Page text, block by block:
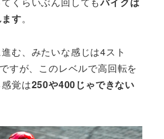
す。
む、みたいな感じは4スト
すが、このレベルで高回転を
覚は250や400じゃできない